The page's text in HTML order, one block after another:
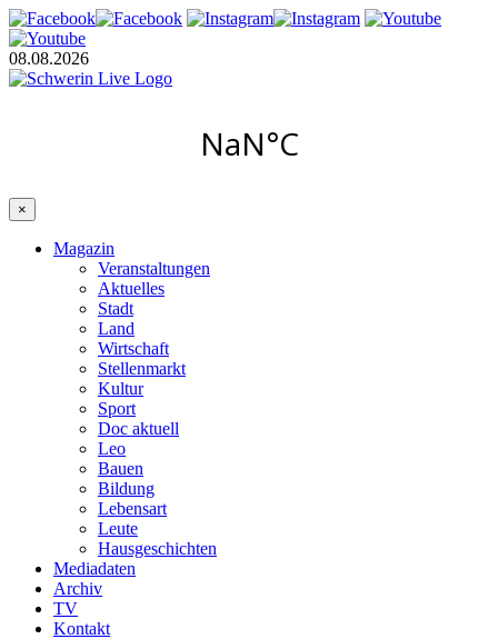
08.08.2026
×
Magazin
Veranstaltungen
Aktuelles
Stadt
Land
Wirtschaft
Stellenmarkt
Kultur
Sport
Doc aktuell
Leo
Bauen
Bildung
Lebensart
Leute
Hausgeschichten
Mediadaten
Archiv
TV
Kontakt